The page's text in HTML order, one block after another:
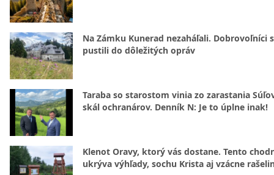
Na Zámku Kunerad nezaháľali. Dobrovoľníci
pustili do dôležitých opráv
Taraba so starostom vinia zo zarastania
skál ochranárov. Denník N: Je to úplne inak!
Klenot Oravy, ktorý vás dostane. Tento
ukrýva výhľady, sochu Krista aj vzácne